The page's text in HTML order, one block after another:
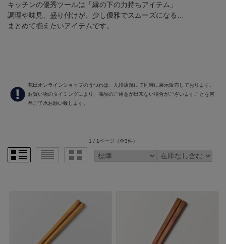
キッチンの優秀ツールは「縁の下の力持ちアイテム」
調理や味見、盛り付けが、少し優雅でスムーズになる…
まとめて揃えたいアイテムです。
花田オンラインショップのうつわは、九段店舗にて同時に展示販売しております。
お買い物のタイミングにより、商品のご用意が出来ない場合がございますことを何
卒ご了承お願い致します。
1 / 1ページ （全3件）